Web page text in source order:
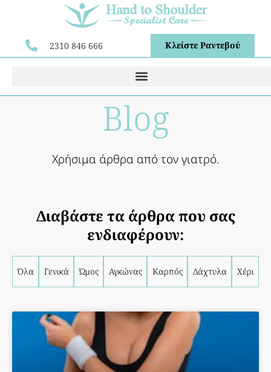
2310 846 666 Κλείστε Ραντεβού
Blog
Χρήσιμα άρθρα από τον γιατρό.
Διαβάστε τα άρθρα που σας
ενδιαφέρουν:
Όλα Γενικά Ώμος Αγκώνας Καρπός Δάχτυλα Χέρι